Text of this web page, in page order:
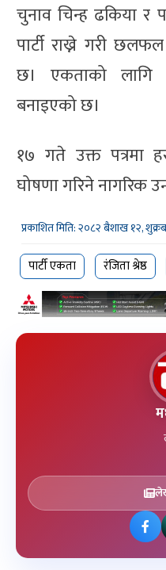
चुनाव चिन्ह ढकिया र
पार्टी राख्ने गरी
छ। एकताको
बनाइएको छ।
१७ गते उक्त पत्रमा
घोषणा गरिने नागरिक
प्रकाशित मिति: २०८२ बैशाख १२,
पार्टी एकता रंजिता श्रेष्ठ